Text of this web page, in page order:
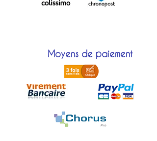
Moyens de paiement